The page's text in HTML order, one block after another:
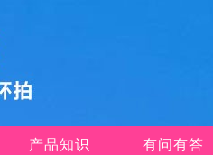
产品知识 有问有答